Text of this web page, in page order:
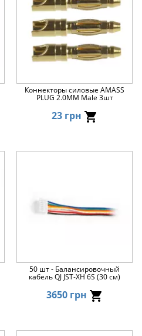
Коннекторы силовые AMASS
PLUG 2.0MM Male 3шт
23 грн
50 шт - Балансировочный
кабель QJ JST-XH 6S (30 см)
3650 грн